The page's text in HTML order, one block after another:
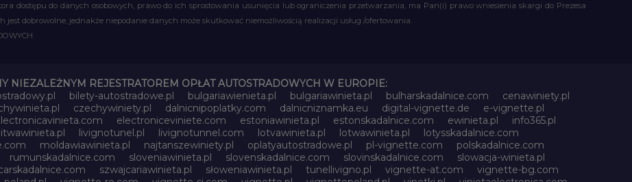
dostępu do danych osobowych, prawo do ich sprostowania usunięcia lub ograniczenia przetwarzania, ma Pan(i) prawo wniesienia skargi do Prezesa
dobrowolne, jednakże niepodanie danych może skutkować niemożliwością realizacji usług /ofertowania.
NIEZALEŻNYM REJESTRATOREM OPŁAT AUTOSTRADOWYCH W EUROPIE:
bilety-autostradowe.pl bulgariawienieta.pl bulgariawinieta.pl bulharskadalnice.com
cenawiniety.pl
czechywiniety.pl dalnicnipoplatky.com dalnicniznamka.eu digital-vignette.de
e-vignette.pl
electroniceviniete.com estoniawinieta.pl estonskadalnice.com ewinieta.pl
info365.pl
litwawinieta.pl livignotunel.pl livignotunnel.com lotvawinieta.pl lotwawinieta.pl
lotysskadalnice.com
moldawiawinieta.pl najtanszewiniety.pl oplatyautostradowe.pl pl-vignette.com
polskadalnice.com
rumunskadalnice.com sloveniawinieta.pl slovenskadalnice.com slovinskadalnice.com
slowacja-winieta.pl
szwajcariawinieta.pl słoweniawinieta.pl tunellivigno.pl vignette-at.com
vignette-bg.com